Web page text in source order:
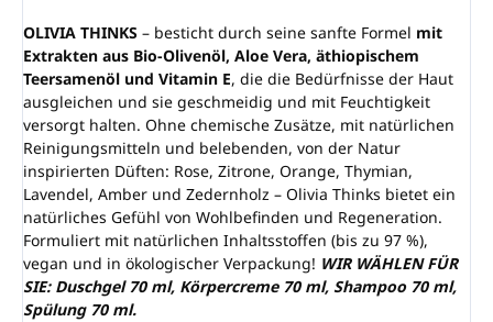
OLIVIA THINKS – besticht durch seine sanfte Formel mit
Extrakten aus Bio-Olivenöl, Aloe Vera, äthiopischem
Teersamenöl und Vitamin E, die die Bedürfnisse der Haut
ausgleichen und sie geschmeidig und mit Feuchtigkeit
versorgt halten. Ohne chemische Zusätze, mit natürlichen
Reinigungsmitteln und belebenden, von der Natur
inspirierten Düften: Rose, Zitrone, Orange, Thymian,
Lavendel, Amber und Zedernholz – Olivia Thinks bietet ein
natürliches Gefühl von Wohlbefinden und Regeneration.
Formuliert mit natürlichen Inhaltsstoffen (bis zu 97 %),
vegan und in ökologischer Verpackung! WIR WÄHLEN FÜR
SIE: Duschgel 70 ml, Körpercreme 70 ml, Shampoo 70 ml,
Spülung 70 ml.